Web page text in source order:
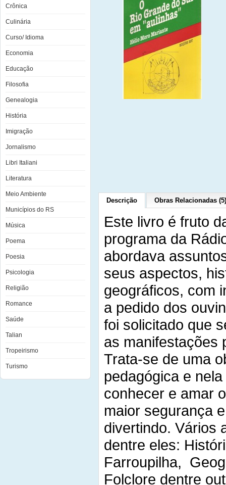
Crônica
Culinária
Curso/ Idioma
Economia
Educação
Filosofia
Genealogia
História
Imigração
Jornalismo
Libri Italiani
Literatura
Meio Ambiente
Municípios do RS
Música
Poema
Poesia
Psicologia
Religião
Romance
Saúde
Talian
Tropeirismo
Turismo
Descrição Obras Relacionadas (5)
Este livro é fruto
programa da
abordava
seus aspectos,
geográficos, com
a pedido dos
foi solicitado que
as manifestações
Trata-se de uma
pedagógica e
conhecer e amar
maior segurança
divertindo. Vários
dentre eles:
Farroupilha,
Folclore dentre